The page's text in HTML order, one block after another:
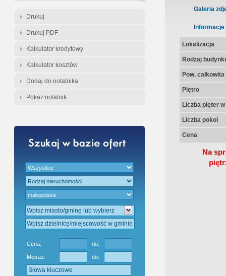
Gratis - Przedwstępna Umowa
Drukuj
Drukuj PDF
Kalkulator kredytowy
Kalkulator kosztów
Dodaj do notatnika
Pokaż notatnik
Cena: do:
Metraż: do:
Galeria
Informacje
Lokalizacja
Rodzaj
Pow.
Piętro
Liczba pięter
Liczba pokoi
Cena
Na